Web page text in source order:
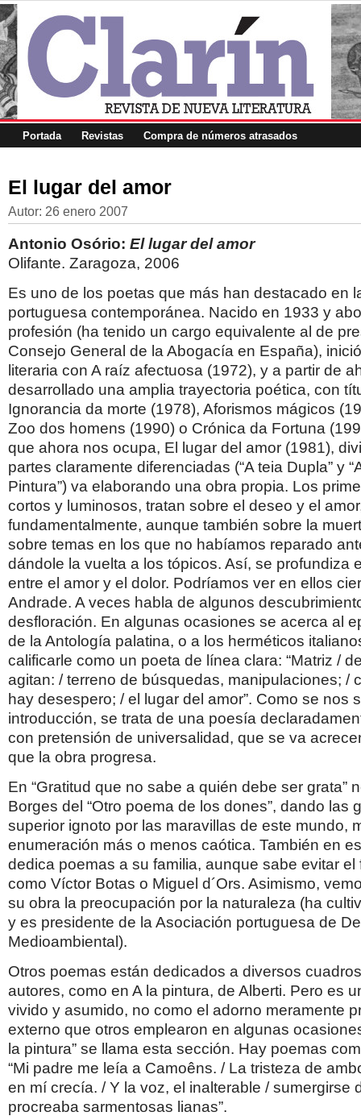
Portada Revistas Compra de números atrasados
El lugar del amor
Autor: 26 enero 2007
Antonio Osório: El lugar del amor
Olifante. Zaragoza, 2006
Es uno de los poetas que más han destacado en
portuguesa contemporánea. Nacido en 1933 y
profesión (ha tenido un cargo equivalente al de
Consejo General de la Abogacía en España),
literaria con A raíz afectuosa (1972), y a partir de
desarrollado una amplia trayectoria poética, con
Ignorancia da morte (1978), Aforismos mágicos
Zoo dos homens (1990) o Crónica da Fortuna
que ahora nos ocupa, El lugar del amor (1981),
partes claramente diferenciadas (“A teia Dupla” y
Pintura”) va elaborando una obra propia. Los
cortos y luminosos, tratan sobre el deseo y el
fundamentalmente, aunque también sobre la
sobre temas en los que no habíamos reparado
dándole la vuelta a los tópicos. Así, se profundiza
entre el amor y el dolor. Podríamos ver en ellos
Andrade. A veces habla de algunos
desfloración. En algunas ocasiones se acerca al
de la Antología palatina, o a los herméticos
calificarle como un poeta de línea clara: “Matriz /
agitan: / terreno de búsquedas, manipulaciones; /
hay desespero; / el lugar del amor”. Como se nos
introducción, se trata de una poesía
con pretensión de universalidad, que se va
que la obra progresa.
En “Gratitud que no sabe a quién debe ser grata”
Borges del “Otro poema de los dones”, dando las
superior ignoto por las maravillas de este mundo,
enumeración más o menos caótica. También en
dedica poemas a su familia, aunque sabe evitar el
como Víctor Botas o Miguel d´Ors. Asimismo,
su obra la preocupación por la naturaleza (ha
y es presidente de la Asociación portuguesa de
Medioambiental).
Otros poemas están dedicados a diversos
autores, como en A la pintura, de Alberti. Pero es
vivido y asumido, no como el adorno meramente
externo que otros emplearon en algunas
la pintura” se llama esta sección. Hay poemas
“Mi padre me leía a Camoêns. / La tristeza de
en mí crecía. / Y la voz, el inalterable / sumergirse
procreaba sarmentosas lianas”.